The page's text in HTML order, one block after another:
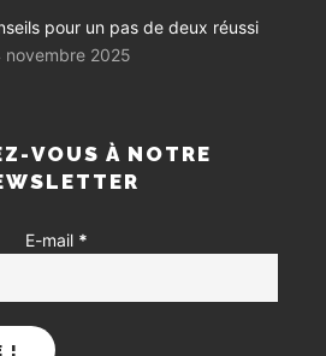
pour un pas de deux réussi
novembre 2025
VOUS À NOTRE
E-mail *